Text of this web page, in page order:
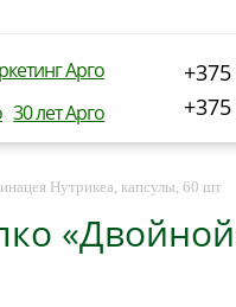
Арго
30 лет Арго
Нутрикеа, капсулы, 60 шт